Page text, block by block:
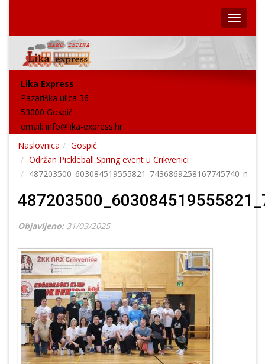
Lika Express
Pazariška ulica 36
53000 Gospić
email: info@lika-express.hr
Naslovnica
Gospić
Održan Pickleball Spring event u Crikvenici
487203500_603084519555821_7436869258167745740_n
Objavljeno: 31/03/2025